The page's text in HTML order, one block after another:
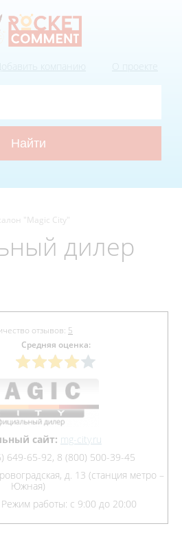
Добавить компанию
"Magic City"
дилер
отзывов: 5
Средняя оценка:
сайт: mg-city.ru
649-65-92, 8 (800) 500-39-45
д. 13 (станция метро –
Южная)
Режим работы: с 9:00 до 20:00